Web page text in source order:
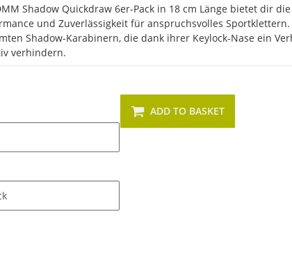
Shadow Quickdraw 6er-Pack in 18 cm Länge bietet dir
und Zuverlässigkeit für anspruchsvolles
Shadow-Karabinern, die dank ihrer Keylock-Nase ein
verhindern.
ADD TO BASKET